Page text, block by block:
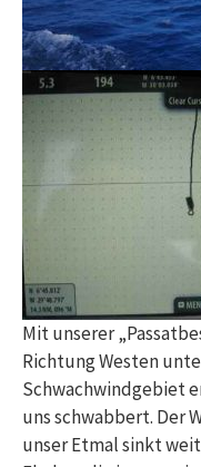
Mit unserer
Richtung Westen
Schwachwindgebiet
uns schwabbert. Der
unser Etmal sinkt